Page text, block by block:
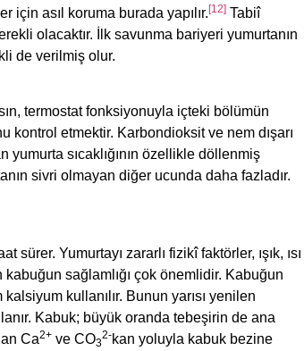
için asıl koruma burada yapılır.[12] Tabiî
olacaktır. İlk savunma bariyeri yumurtanın
de verilmiş olur.
termostat fonksiyonuyla içteki bölümün
kontrol etmektir. Karbondioksit ve nem dışarı
yumurta sıcaklığının özellikle döllenmiş
sivri olmayan diğer ucunda daha fazladır.
Yumurtayı zararlı fizikî faktörler, ışık, ısı
sağlamlığı çok önemlidir. Kabuğun
kullanılır. Bunun yarısı yenilen
Kabuk; büyük oranda tebeşirin de ana
Ca2+ ve CO3
2-kan yoluyla kabuk bezine